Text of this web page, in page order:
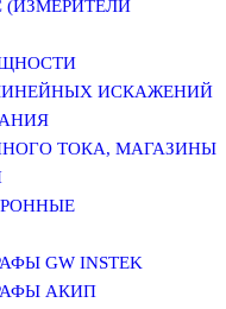
(ИЗМЕРИТЕЛИ
ИСКАЖЕНИЙ
ТОКА, МАГАЗИНЫ
GW INSTEK
АКИП